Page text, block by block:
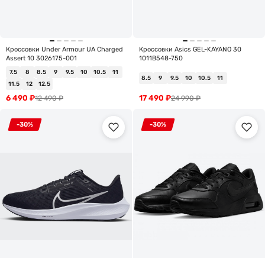
Кроссовки Under Armour UA Charged
Assert 10 3026175-001
7.5 8 8.5 9 9.5 10 10.5
11
11.5
12 12.5
12 490₽
6 490 ₽
Кроссовки Asics GEL-KAYANO 30
1011B548-750
8.5 9 9.5 10 10.5 11
24 990₽
17 490 ₽
-30% -30%